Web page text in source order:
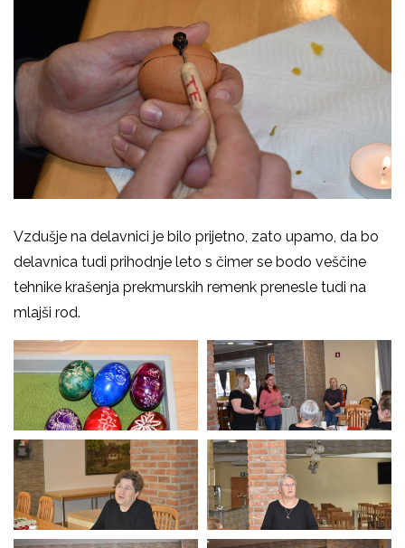
Vzdušje na delavnici je bilo prijetno, zato upamo, da bo
delavnica tudi prihodnje leto s čimer se bodo veščine
tehnike krašenja prekmurskih remenk prenesle tudi na
mlajši rod.